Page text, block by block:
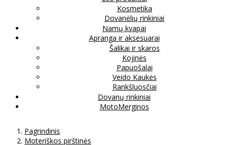
Kosmetika
Dovanėlių rinkiniai
Namų kvapai
Apranga ir aksesuarai
Šalikai ir skaros
Kojinės
Papuošalai
Veido Kaukės
Rankšluosčiai
Dovanų rinkiniai
MotoMerginos
Pagrindinis
Moteriškos pirštinės